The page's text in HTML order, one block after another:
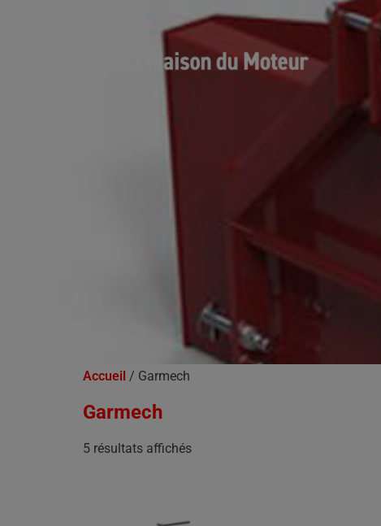
Accueil / Garmech
Garmech
5 résultats affichés